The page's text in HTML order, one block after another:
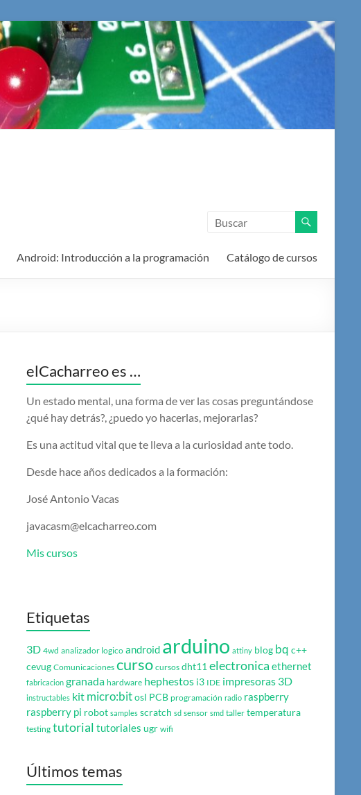
Android: Introducción a la programación Catálogo de cursos
elCacharreo es …
Un estado mental, una forma de ver las cosas preguntándose
¿qué hay detrás?, ¿puedo yo hacerlas, mejorarlas?
Es una actitud vital que te lleva a la curiosidad ante todo.
Desde hace años dedicados a la formación:
José Antonio Vacas
javacasm@elcacharreo.com
Mis cursos
Etiquetas
3D 4wd analizador logico android arduino attiny blog bq c++
cevug Comunicaciones curso cursos dht11 electronica ethernet
fabricacion granada hardware hephestos i3 IDE impresoras 3D
instructables kit micro:bitosl PCB programación radio raspberry
raspberry pi robot samples scratch sd sensor smd taller temperatura
testing tutorial tutoriales ugr wifi
Últimos temas